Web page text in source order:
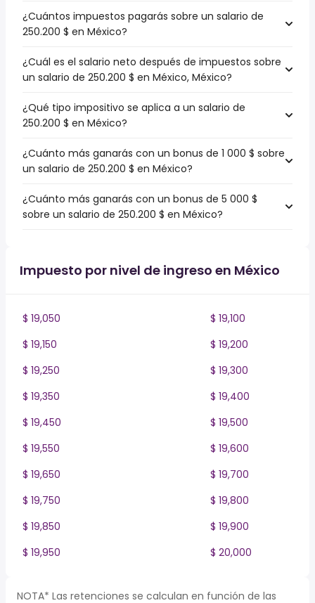
¿Cuántos impuestos pagarás sobre un salario de
250.200 $ en México?
¿Cuál es el salario neto después de impuestos sobre
un salario de 250.200 $ en México, México?
¿Qué tipo impositivo se aplica a un salario de
250.200 $ en México?
¿Cuánto más ganarás con un bonus de 1 000 $ sobre
un salario de 250.200 $ en México?
¿Cuánto más ganarás con un bonus de 5 000 $
sobre un salario de 250.200 $ en México?
Impuesto por nivel de ingreso en México
$ 19,050
$ 19,100
$ 19,150
$ 19,200
$ 19,250
$ 19,300
$ 19,350
$ 19,400
$ 19,450
$ 19,500
$ 19,550
$ 19,600
$ 19,650
$ 19,700
$ 19,750
$ 19,800
$ 19,850
$ 19,900
$ 19,950
$ 20,000
NOTA* Las retenciones se calculan en función de las